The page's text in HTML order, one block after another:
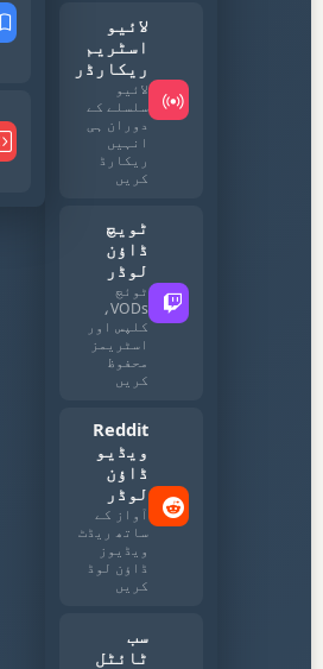
لائیو
اسٹریم
ریکارڈر
لائیو
سلسلے کے
دوران ہی
انہیں
ریکارڈ
کریں
ٹویچ
ڈاؤن
لوڈر
ٹوئچ
VODs،
کلپس اور
اسٹریمز
محفوظ
کریں
Reddit
ویڈیو
ڈاؤن
لوڈر
آواز کے
ساتھ ریڈٹ
ویڈیوز
ڈاؤن لوڈ
کریں
سب
ٹائٹل